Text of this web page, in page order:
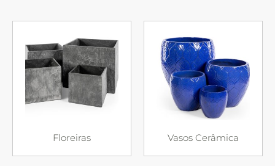
Floreiras Vasos Cerâmica